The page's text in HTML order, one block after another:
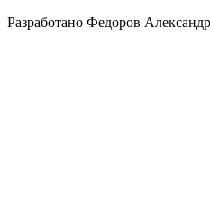
Разработано Федоров Александр